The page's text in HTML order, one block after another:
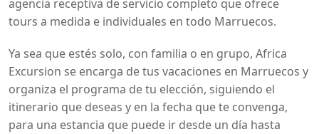
agencia receptiva de servicio completo que ofrece
tours a medida e individuales en todo Marruecos.
Ya sea que estés solo, con familia o en grupo, Africa
Excursion se encarga de tus vacaciones en Marruecos y
organiza el programa de tu elección, siguiendo el
itinerario que deseas y en la fecha que te convenga,
para una estancia que puede ir desde un día hasta